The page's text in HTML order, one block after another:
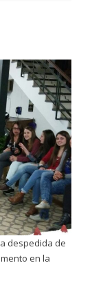
despedida de
en la